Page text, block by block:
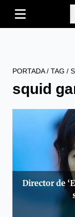
PORTADA/ TAG /
squid
Director de